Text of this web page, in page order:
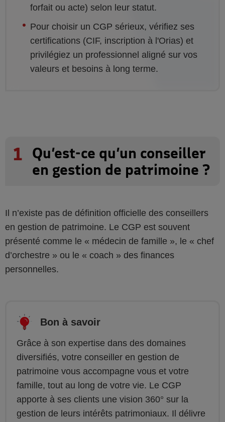
forfait ou acte) selon leur statut.
Pour choisir un CGP sérieux, vérifiez ses
certifications (CIF, inscription à l'Orias) et
privilégiez un professionnel aligné sur vos
valeurs et besoins à long terme.
1
Qu’est-ce qu’un conseiller
en gestion de patrimoine ?
Il n’existe pas de définition officielle des conseillers
en gestion de patrimoine. Le CGP est souvent
présenté comme le « médecin de famille », le « chef
d’orchestre » ou le « coach » des finances
personnelles.
Bon à savoir
Grâce à son expertise dans des domaines
diversifiés, votre conseiller en gestion de
patrimoine vous accompagne vous et votre
famille, tout au long de votre vie. Le CGP
apporte à ses clients une vision 360° sur la
gestion de leurs intérêts patrimoniaux. Il délivre